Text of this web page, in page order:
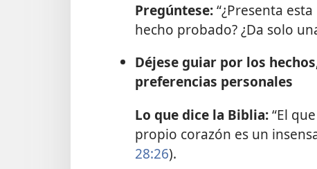
Pregúntese:“¿Presenta
hecho probado? ¿Da solo
Déjese guiar por los
preferencias personales
Lo que dice la Biblia:“El
propio corazón es un
28:26).